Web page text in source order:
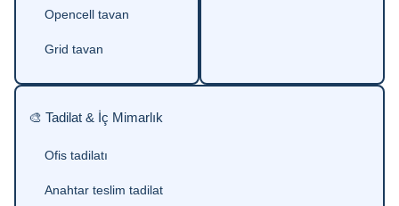
Opencell tavan
Grid tavan
🎨 Tadilat & İç Mimarlık
Ofis tadilatı
Anahtar teslim tadilat